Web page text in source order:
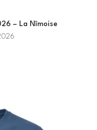
– La Nîmoise